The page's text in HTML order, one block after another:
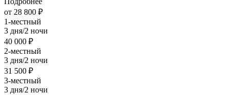
от 28 800 ₽
1-местный
3 дня/2 ночи
40 000 ₽
2-местный
3 дня/2 ночи
31 500 ₽
3-местный
3 дня/2 ночи